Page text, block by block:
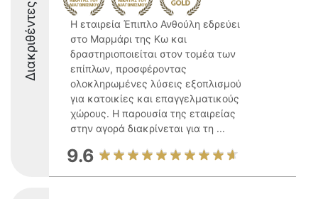
Διακριθέντες
Η εταιρεία Έπιπλο Ανθούλη εδρεύει
στο Μαρμάρι της Κω και
δραστηριοποιείται στον τομέα των
επίπλων, προσφέροντας
ολοκληρωμένες λύσεις εξοπλισμού
για κατοικίες και επαγγελματικούς
χώρους. Η παρουσία της εταιρείας
στην αγορά διακρίνεται για τη ...
9.6